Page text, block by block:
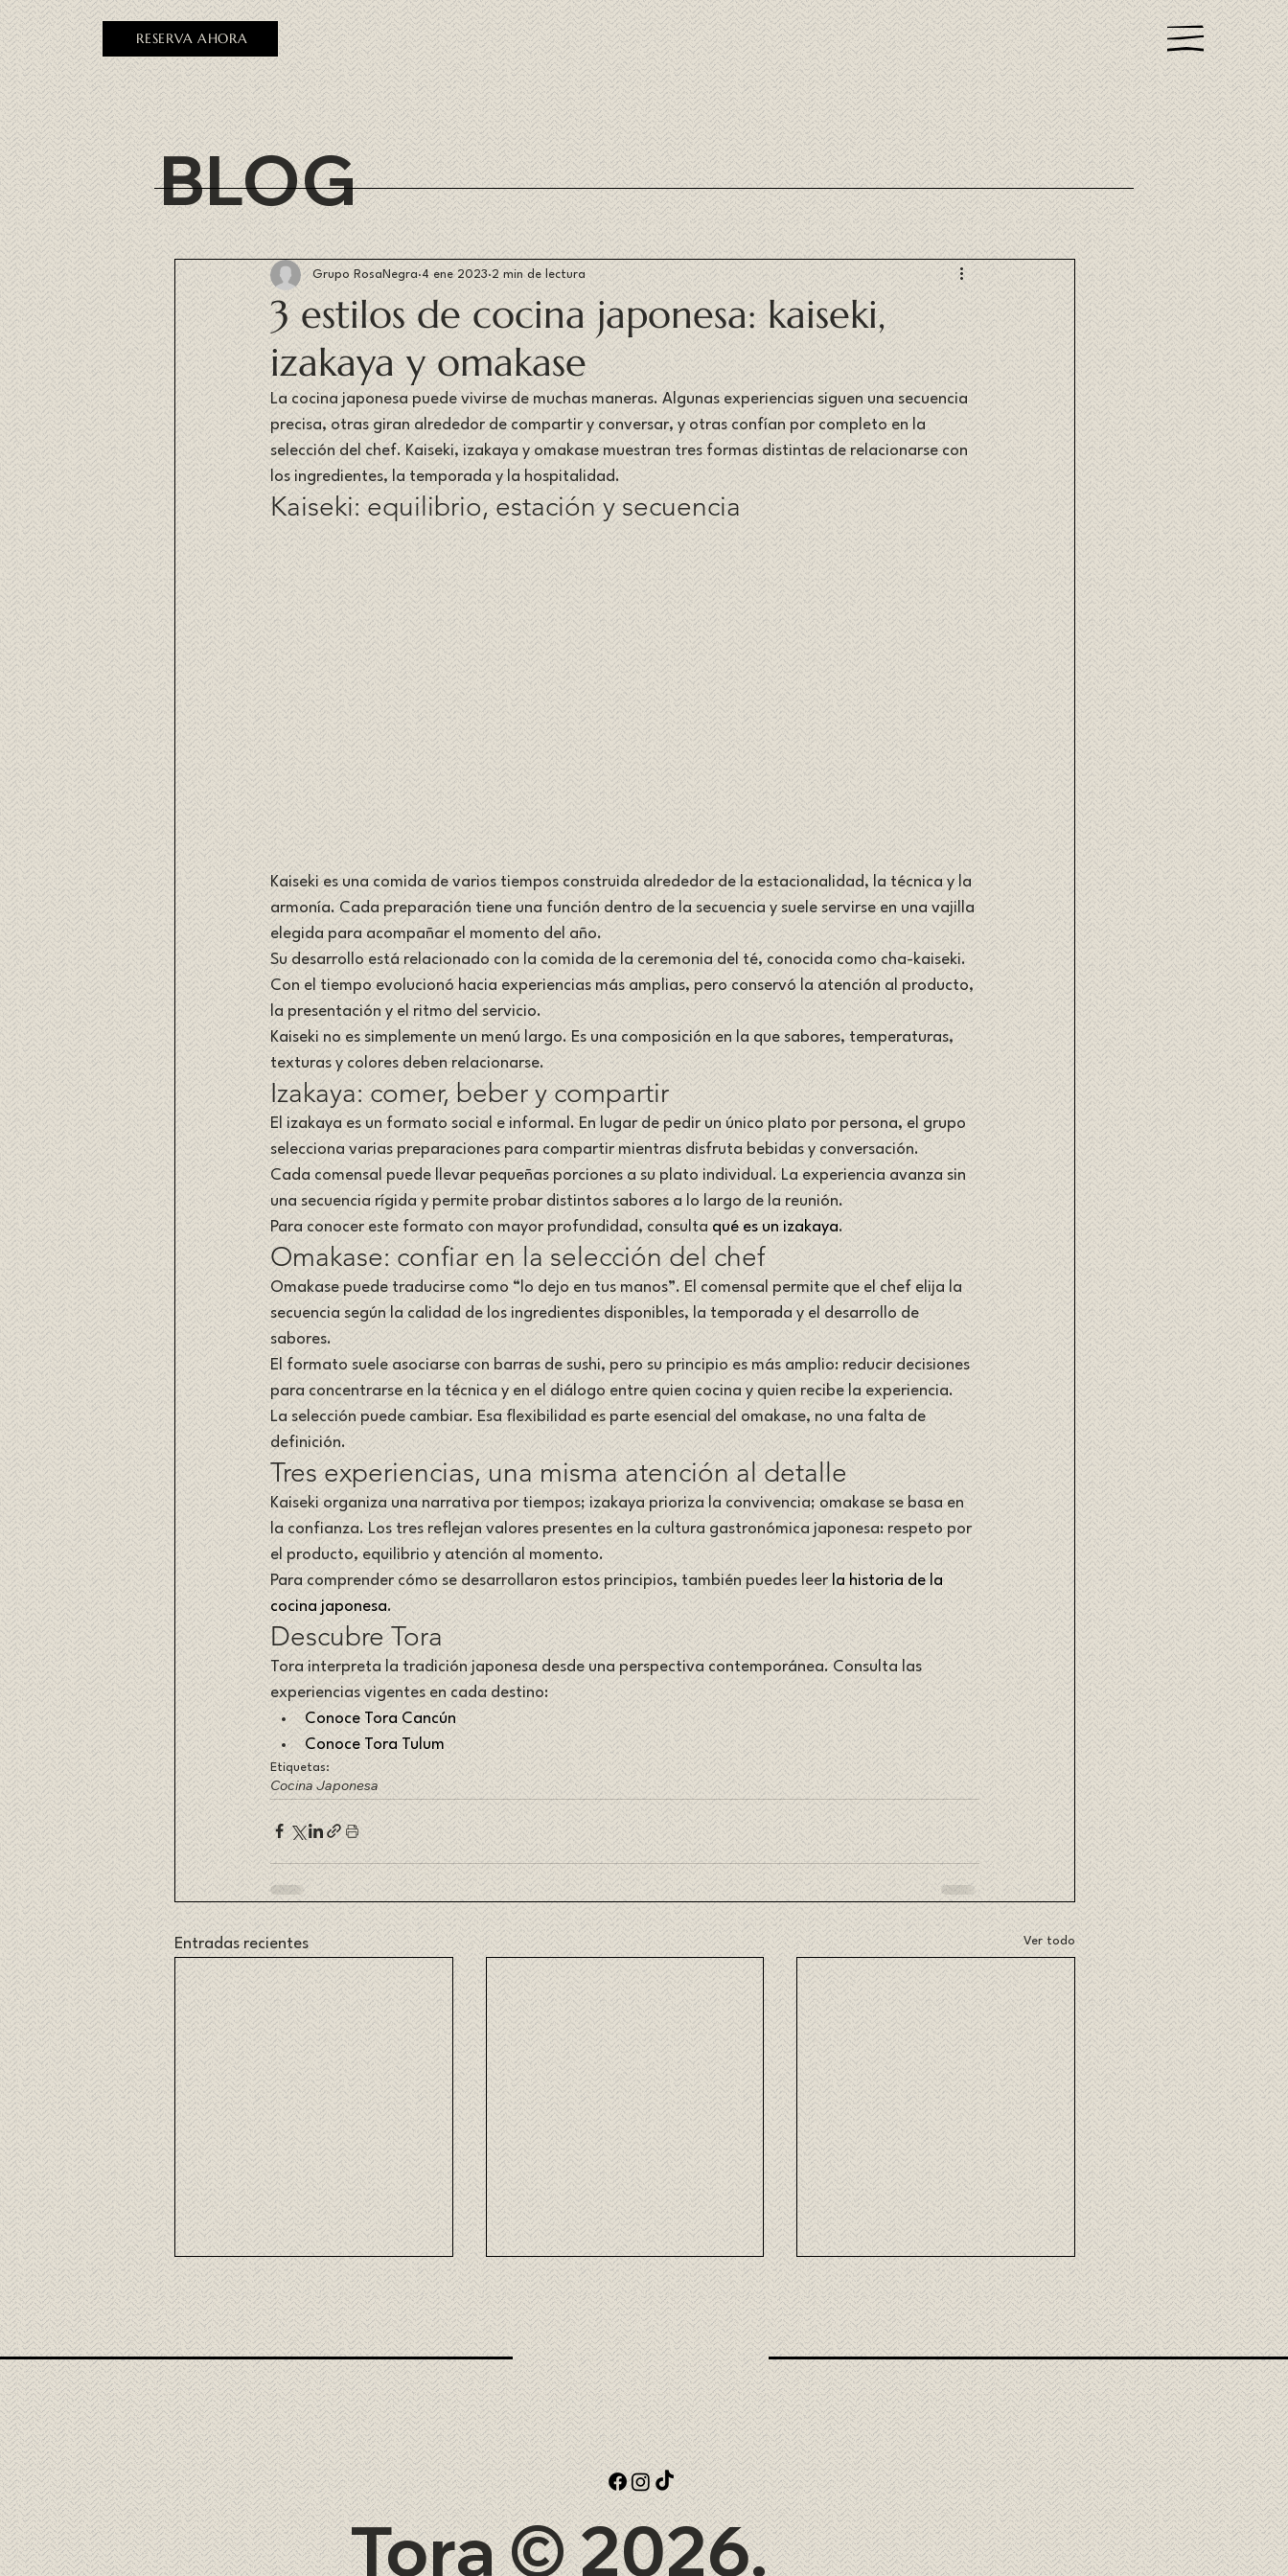
RESERVA AHORA
BLOG
3 estilos de cocina japonesa: kaiseki,
izakaya y omakase
Grupo RosaNegra 4 ene 2023 2 min de lectura
La cocina japonesa puede vivirse de muchas maneras. Algunas experiencias siguen una secuencia
precisa, otras giran alrededor de compartir y conversar, y otras confían por completo en la
selección del chef. Kaiseki, izakaya y omakase muestran tres formas distintas de relacionarse con
los ingredientes, la temporada y la hospitalidad.
Kaiseki: equilibrio, estación y secuencia
Kaiseki es una comida de varios tiempos construida alrededor de la estacionalidad, la técnica y la
armonía. Cada preparación tiene una función dentro de la secuencia y suele servirse en una vajilla
elegida para acompañar el momento del año.
Su desarrollo está relacionado con la comida de la ceremonia del té, conocida como cha-kaiseki.
Con el tiempo evolucionó hacia experiencias más amplias, pero conservó la atención al producto,
la presentación y el ritmo del servicio.
Kaiseki no es simplemente un menú largo. Es una composición en la que sabores, temperaturas,
texturas y colores deben relacionarse.
Izakaya: comer, beber y compartir
El izakaya es un formato social e informal. En lugar de pedir un único plato por persona, el grupo
selecciona varias preparaciones para compartir mientras disfruta bebidas y conversación.
Cada comensal puede llevar pequeñas porciones a su plato individual. La experiencia avanza sin
una secuencia rígida y permite probar distintos sabores a lo largo de la reunión.
Para conocer este formato con mayor profundidad, consulta qué es un izakaya.
Omakase: confiar en la selección del chef
Omakase puede traducirse como “lo dejo en tus manos”. El comensal permite que el chef elija la
secuencia según la calidad de los ingredientes disponibles, la temporada y el desarrollo de
sabores.
El formato suele asociarse con barras de sushi, pero su principio es más amplio: reducir decisiones
para concentrarse en la técnica y en el diálogo entre quien cocina y quien recibe la experiencia.
La selección puede cambiar. Esa flexibilidad es parte esencial del omakase, no una falta de
definición.
Tres experiencias, una misma atención al detalle
Kaiseki organiza una narrativa por tiempos; izakaya prioriza la convivencia; omakase se basa en
la confianza. Los tres reflejan valores presentes en la cultura gastronómica japonesa: respeto por
el producto, equilibrio y atención al momento.
Para comprender cómo se desarrollaron estos principios, también puedes leer la historia de la
cocina japonesa.
Descubre Tora
Tora interpreta la tradición japonesa desde una perspectiva contemporánea. Consulta las
experiencias vigentes en cada destino:
Conoce Tora Cancún
Conoce Tora Tulum
Etiquetas:
Cocina Japonesa
Entradas recientes Ver todo
Opciones Veganas en la
Cocina Japonesa
La Importancia de los
Ingredientes Frescos en la
Cocina Japonesa
Historia de la cocina
japonesa: del washoku a la
actualidad
Tora © 2026.